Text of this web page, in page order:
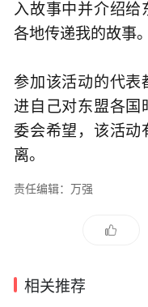
入故事中并介绍
各地传递我的故事
参加该活动的代表
进自己对东盟各国
委会希望，该活动
离。
责任编辑：万强
相关推荐